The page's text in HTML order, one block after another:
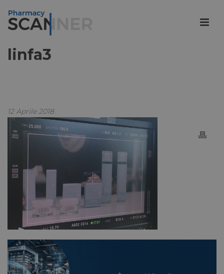
linfa3
12 Aprile 2018